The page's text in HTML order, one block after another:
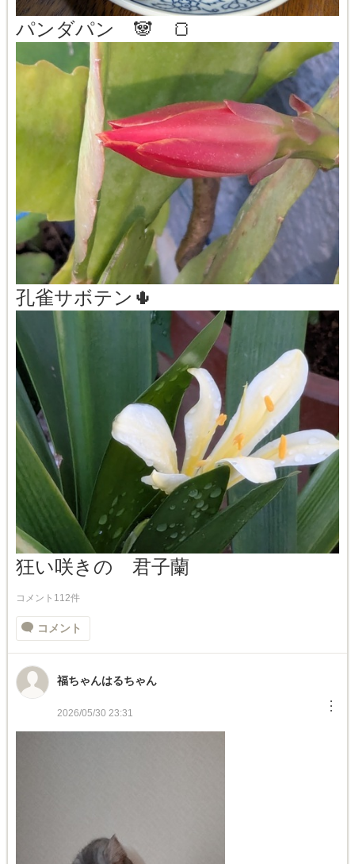
パンダパン 🐼 🍞
孔雀サボテン🌵
狂い咲きの 君子蘭
コメント112件
コメント
福ちゃんはるちゃん
2026/05/30 23:31 ︙